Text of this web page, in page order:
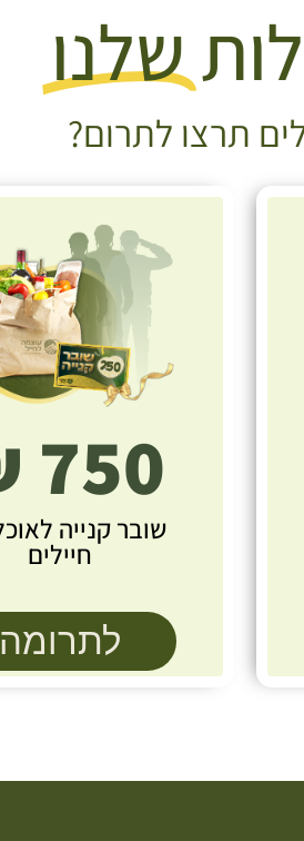
שלנו
תרצו לתרום?
750 ₪
חיילים
לתרומה